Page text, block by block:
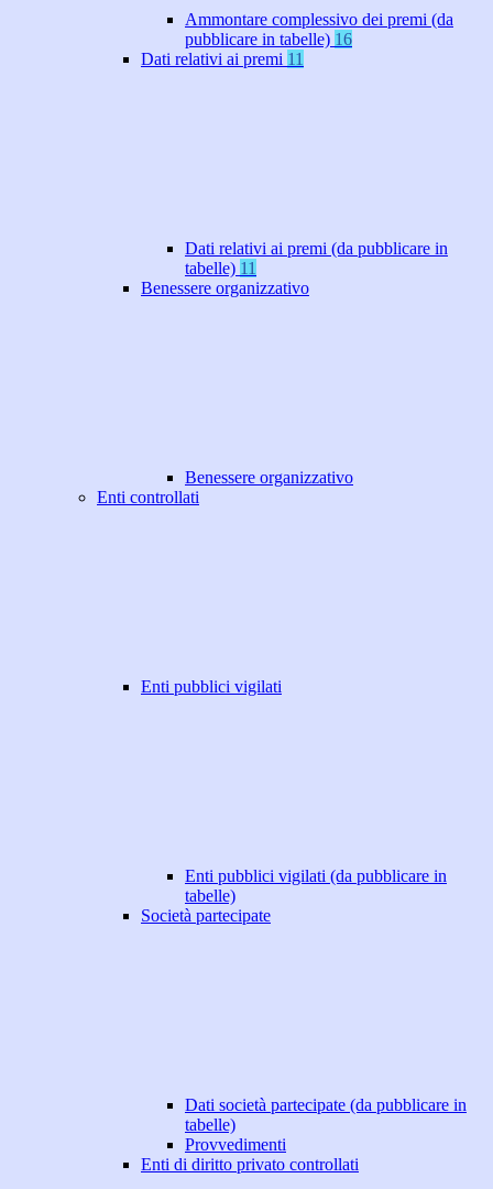
Ammontare complessivo dei premi (da
pubblicare in tabelle) 16
Dati relativi ai premi 11
Dati relativi ai premi (da pubblicare in
tabelle) 11
Benessere organizzativo
Benessere organizzativo
Enti controllati
Enti pubblici vigilati
Enti pubblici vigilati (da pubblicare in
tabelle)
Società partecipate
Dati società partecipate (da pubblicare in
tabelle)
Provvedimenti
Enti di diritto privato controllati